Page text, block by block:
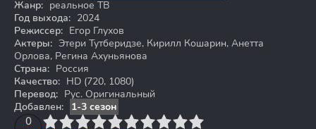
Жанр: реальное ТВ
Год выхода: 2024
Режиссер: Егор Глухов
Актеры: Этери Тутберидзе, Кирилл Кошарин, Анетта
Орлова, Регина Ахуньянова
Страна: Россия
Качество: HD (720, 1080)
Перевод: Рус. Оригинальный
Добавлен:
1-3 сезон
0
4 6 7 8 9 10